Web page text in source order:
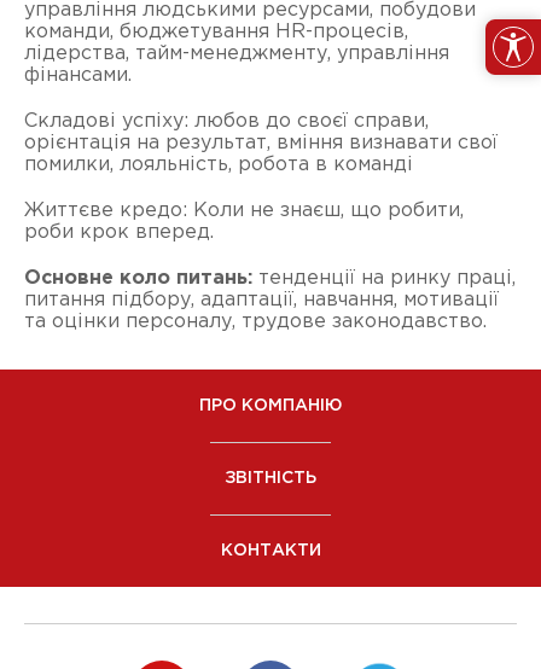
управління людськими ресурсами, побудови
команди, бюджетування HR-процесів,
лідерства, тайм-менеджменту, управління
фінансами.
Складові успіху: любов до своєї справи,
орієнтація на результат, вміння визнавати свої
помилки, лояльність, робота в команді
Життєве кредо: Коли не знаєш, що робити,
роби крок вперед.
Основне коло питань: тенденції на ринку праці,
питання підбору, адаптації, навчання, мотивації
та оцінки персоналу, трудове законодавство.
ПРО КОМПАНІЮ
ЗВІТНІСТЬ
КОНТАКТИ